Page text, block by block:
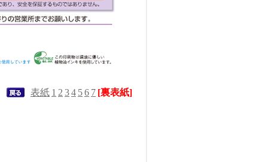
表紙 1 2 34 56 7 [裏表紙]